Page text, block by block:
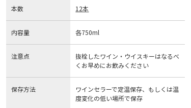
本数 12本
内容量 各750ml
注意点
抜栓したワイン・ウイスキーはなるべ
くお早めにお飲みください
保存方法
ワインセラーで定温保存、もしくは温
度変化の低い場所で保存